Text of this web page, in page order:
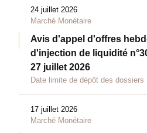
24 juillet 2026
Marché Monétaire
Avis d'appel d'offres
d'injection de liquidité
27 juillet 2026
Date limite de dépôt des dossiers
17 juillet 2026
Marché Monétaire